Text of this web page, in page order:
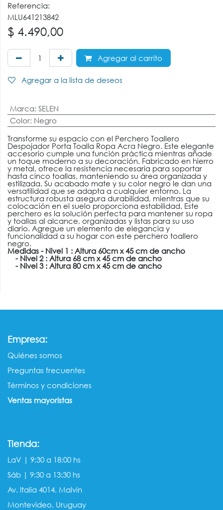
Referencia:
MLU641213842
$ 4.490,00
Agregar al carrito
Agregar a la lista de deseos
Marca: SELEN
Color: Negro
Transforme su espacio con el Perchero Toallero
Despojador Porta Toalla Ropa Acra Negro. Este elegante
accesorio cumple una función práctica mientras añade
un toque moderno a su decoración. Fabricado en hierro
y metal, ofrece la resistencia necesaria para soportar
hasta cinco toallas, manteniendo su área organizada y
estilizada. Su acabado mate y su color negro le dan una
versatilidad que se adapta a cualquier entorno. La
estructura robusta asegura durabilidad, mientras que su
colocación en el suelo proporciona estabilidad. Este
perchero es la solución perfecta para mantener su ropa
y toallas al alcance, organizadas y listas para su uso
diario. Agregue un elemento de elegancia y
funcionalidad a su hogar con este perchero toallero
negro.
Medidas - Nivel 1 : Altura 60cm x 45 cm de ancho
- Nivel 2 : Altura 68 cm x 45 cm de ancho
- Nivel 3 : Altura 80 cm x 45 cm de ancho
Empresa:
Quiénes somos​​
Preguntas frecuentes
Términos y condiciones
Ventas mayorista​s
Tienda:
LaV | 9:30 a 18:00 hs
Sáb | 9:30 a 13:30 hs
Av. Italia 4014, Malvín
Montevideo, Uruguay